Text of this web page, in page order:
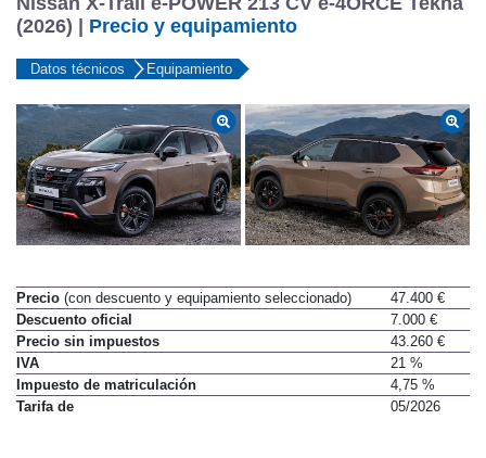
(2026) | Precio y equipamiento
Datos técnicos Equipamiento
Precio (con descuento y equipamiento seleccionado)
47.400 €
Descuento oficial
7.000 €
Precio sin impuestos
43.260 €
IVA
21 %
Impuesto de matriculación
4,75 %
Tarifa de
05/2026